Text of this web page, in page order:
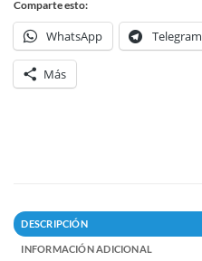
Comparte esto:
WhatsApp Telegram
Más
DESCRIPCIÓN
INFORMACIÓN ADICIONAL